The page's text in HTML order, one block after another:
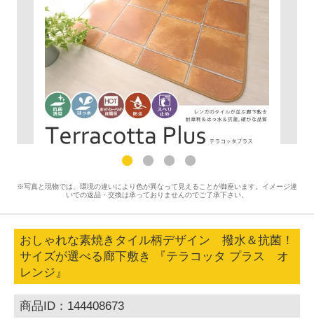
※写真と現物では、環境の違いにより色が異なって見えることが御座います。イメージ違
いでの返品・交換は承っておりませんのでご了承下さい。
おしゃれな素焼きタイル柄デザイン 撥水＆抗菌！
サイズが選べる廊下敷き 『テラコッタ プラス オ
レンジ』
商品ID：144408673